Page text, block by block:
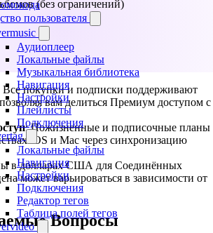
пользователя
Аудиоплеер
Локальные файлы
Музыкальная библиотека
Навигация
Настройки
Плейлисты
Подключения
Локальные файлы
Навигация
Настройки
Подключения
Редактор тегов
Таблица полей тегов
(без ограничений)
Все покупки и подписки поддерживают
вам делиться Премиум доступом с
: Пожизненные и подписочные планы
iOS и Mac через синхронизацию
в долларах США для Соединённых
может варьироваться в зависимости от
Вопросы